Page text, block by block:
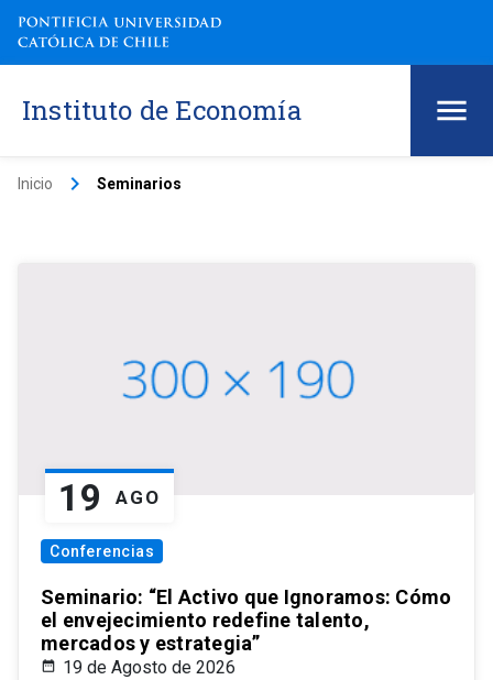
Instituto de Economía
Inicio keyboard_arrow_right Seminarios
19 AGO
Conferencias
Seminario: “El Activo que Ignoramos: Cómo
el envejecimiento redefine talento,
mercados y estrategia”
19 de Agosto de 2026